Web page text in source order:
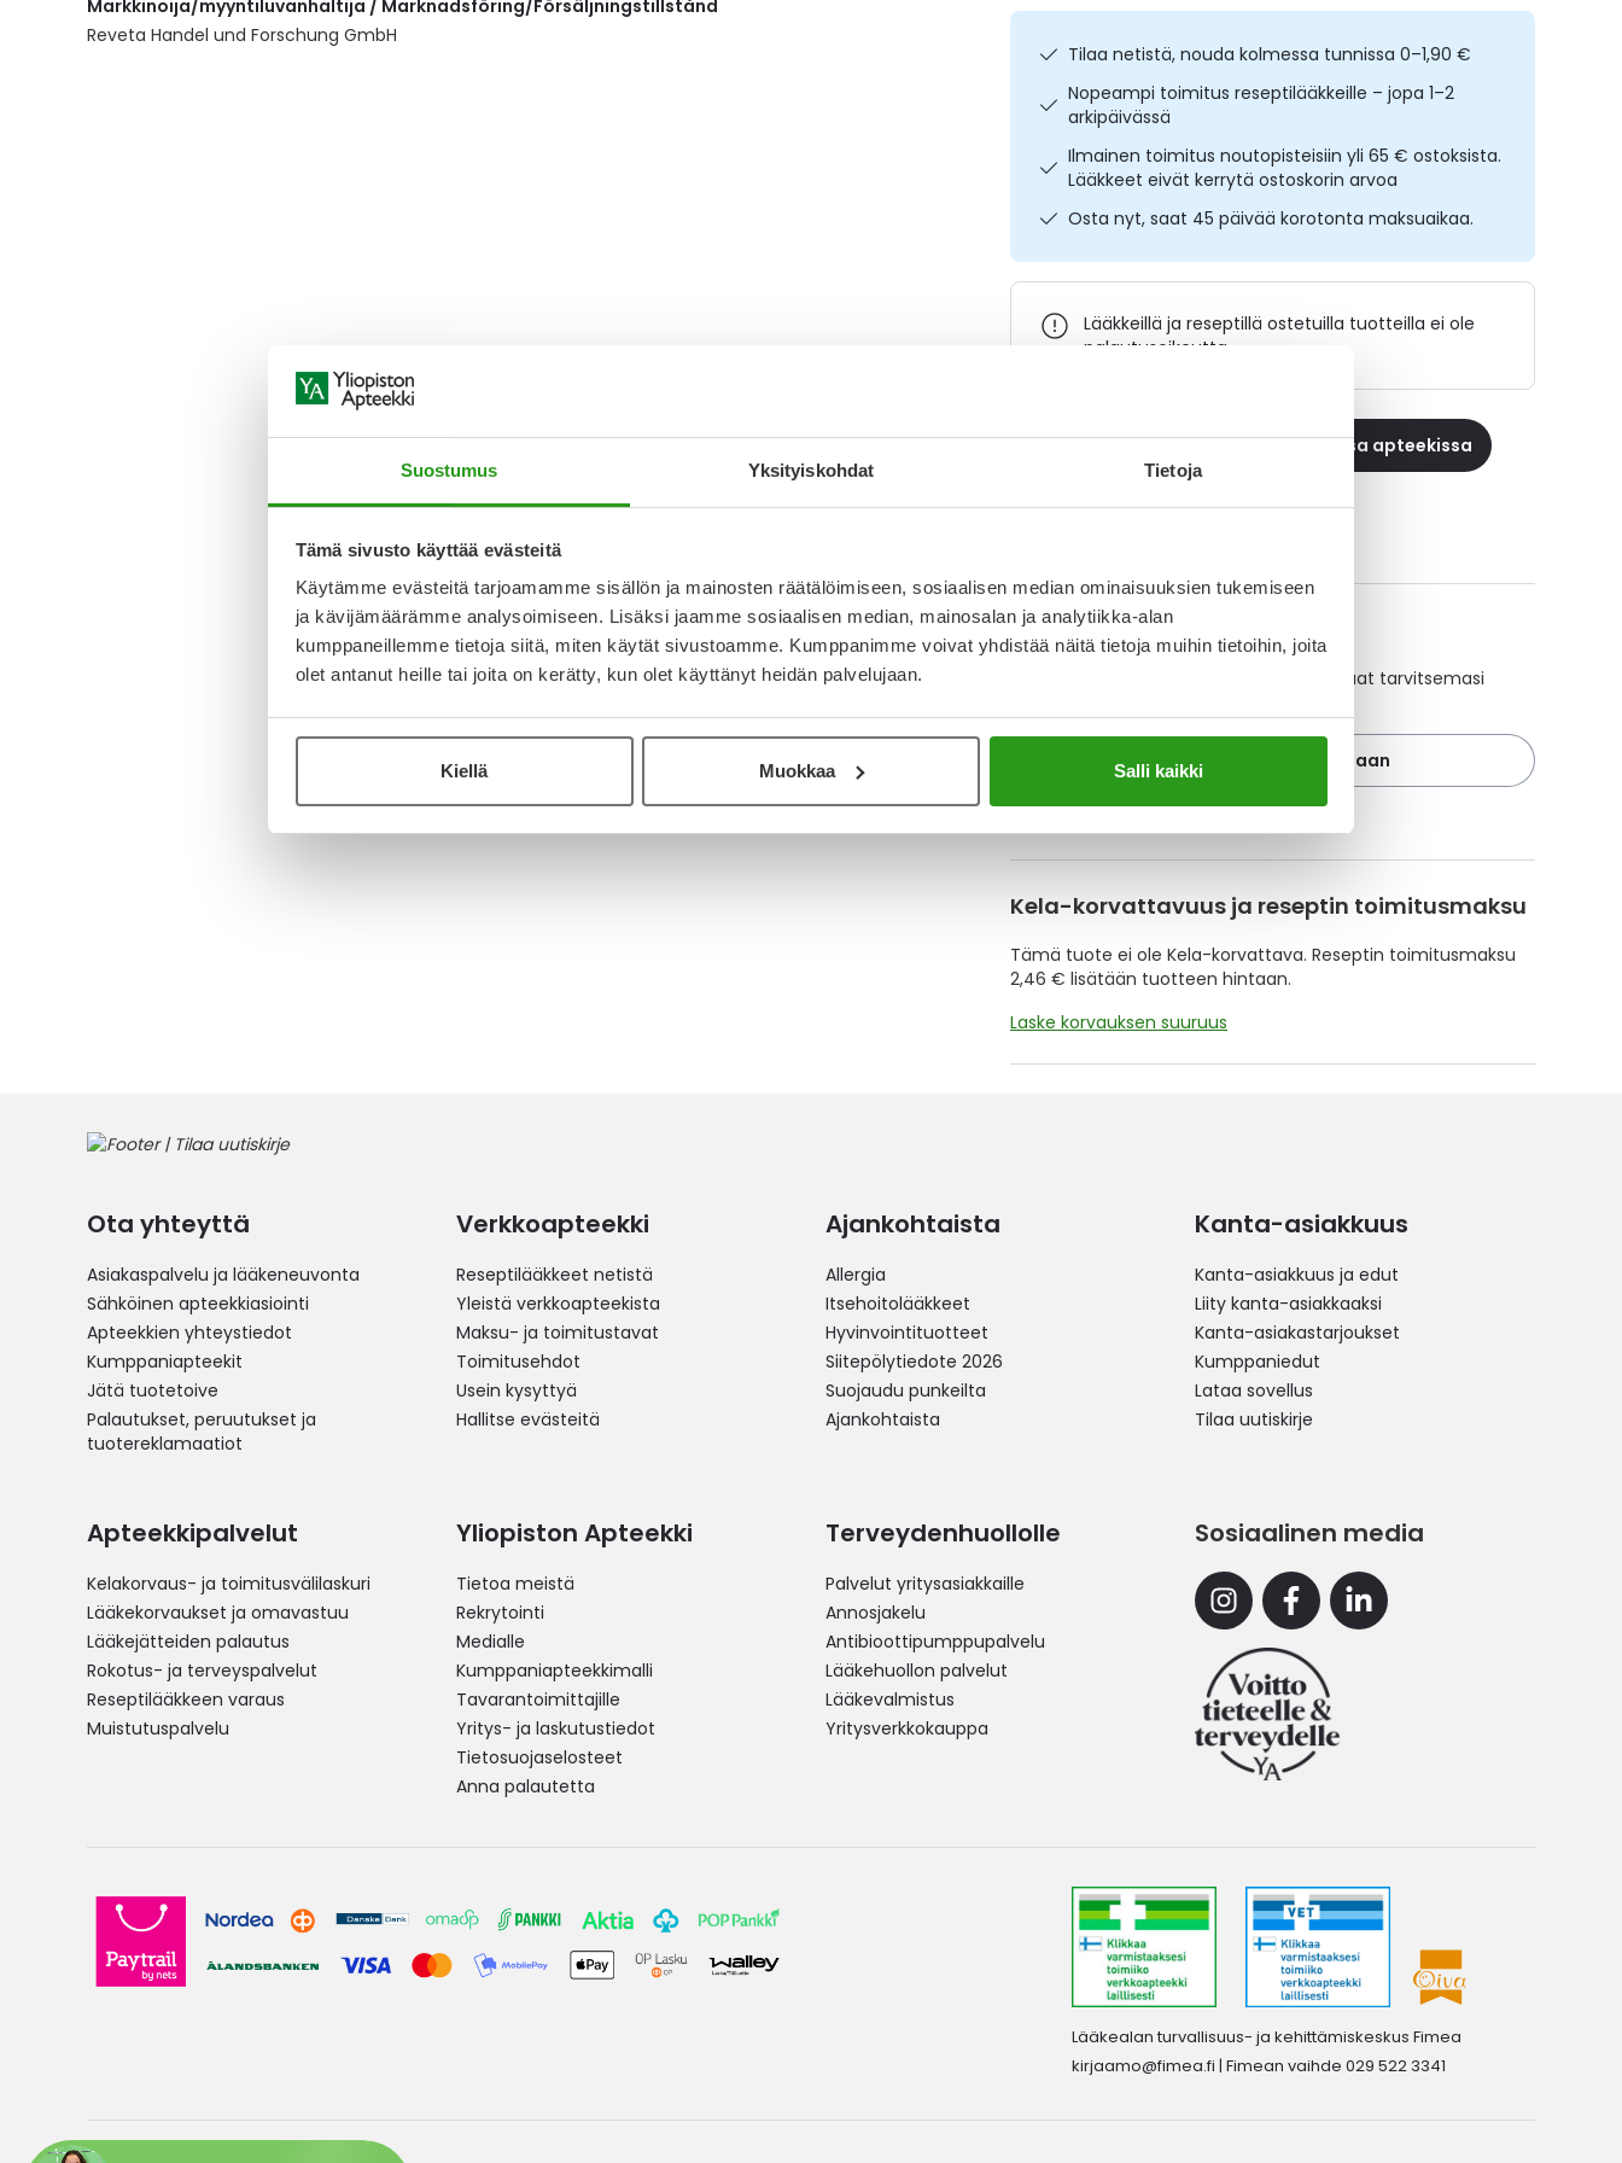
Suostumus Yksityiskohdat Tietoja
Tämä sivusto käyttää evästeitä
Käytämme evästeitä tarjoamamme sisällön ja mainosten räätälöimiseen, sosiaalisen median ominaisuuksien tukemiseen
ja kävijämäärämme analysoimiseen. Lisäksi jaamme sosiaalisen median, mainosalan ja analytiikka-alan
kumppaneillemme tietoja siitä, miten käytät sivustoamme. Kumppanimme voivat yhdistää näitä tietoja muihin tietoihin, joita
olet antanut heille tai joita on kerätty, kun olet käyttänyt heidän palvelujaan.
Kiellä Muokkaa Salli kaikki
the
images
Markkinoija/myyntiluvanhaltija / Marknadsföring/Försäljningstillstånd
Reveta Handel und Forschung GmbH
Tilaa netistä, nouda kolmessa tunnissa 0–1,90 €
Nopeampi toimitus reseptilääkkeille – jopa 1–2
arkipäivässä
Ilmainen toimitus noutopisteisiin yli 65 € ostoksista.
Lääkkeet eivät kerrytä ostoskorin arvoa
Osta nyt, saat 45 päivää korotonta maksuaikaa.
Lääkkeillä ja reseptillä ostetuilla tuotteilla ei ole
palautusoikeutta.
Varaa reseptilääke apteekkiin, maksa apteekissa
YA-muistuttaja
Muistuttajan avulla pidät huolen, että tilaat tarvitsemasi
Lisää tuote muistuttajaan
Kela-korvattavuus ja reseptin toimitusmaksu
Tämä tuote ei ole Kela-korvattava. Reseptin toimitusmaksu
2,46 € lisätään tuotteen hintaan.
Laske korvauksen suuruus
Ota yhteyttä
Asiakaspalvelu ja lääkeneuvonta
Sähköinen apteekkiasiointi
Apteekkien yhteystiedot
Kumppaniapteekit
Jätä tuotetoive
Palautukset, peruutukset ja
tuotereklamaatiot
Verkkoapteekki
Reseptilääkkeet netistä
Yleistä verkkoapteekista
Maksu- ja toimitustavat
Toimitusehdot
Usein kysyttyä
Hallitse evästeitä
Ajankohtaista
Allergia
Itsehoitolääkkeet
Hyvinvointituotteet
Siitepölytiedote 2026
Suojaudu punkeilta
Ajankohtaista
Kanta-asiakkuus
Kanta-asiakkuus ja edut
Liity kanta-asiakkaaksi
Kanta-asiakastarjoukset
Kumppaniedut
Lataa sovellus
Tilaa uutiskirje
Apteekkipalvelut
Kelakorvaus- ja toimitusvälilaskuri
Lääkekorvaukset ja omavastuu
Lääkejätteiden palautus
Rokotus- ja terveyspalvelut
Reseptilääkkeen varaus
Muistutuspalvelu
Yliopiston Apteekki
Tietoa meistä
Rekrytointi
Medialle
Kumppaniapteekkimalli
Tavarantoimittajille
Yritys- ja laskutustiedot
Tietosuojaselosteet
Anna palautetta
Terveydenhuollolle
Palvelut yritysasiakkaille
Annosjakelu
Antibioottipumppupalvelu
Lääkehuollon palvelut
Lääkevalmistus
Yritysverkkokauppa
Sosiaalinen media
InstagramFacebookLinkedin
Lääkealan turvallisuus- ja kehittämiskeskus Fimea
kirjaamo@fimea.fi | Fimean vaihde 029 522 3341